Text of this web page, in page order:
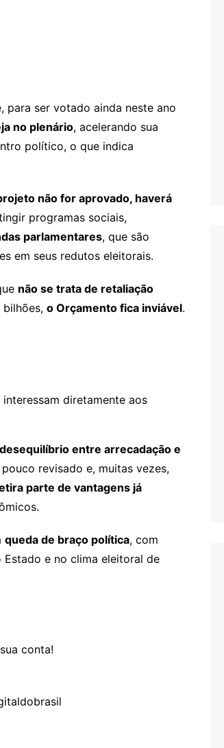
para ser votado ainda neste ano
no plenário, acelerando sua
político, o que indica
não for aprovado, haverá
programas sociais,
parlamentares, que são
em seus redutos eleitorais.
não se trata de retaliação
bilhões, o Orçamento fica inviável.
diretamente aos
entre arrecadação e
revisado e, muitas vezes,
parte de vantagens já
queda de braço política, com
e no clima eleitoral de
conta!